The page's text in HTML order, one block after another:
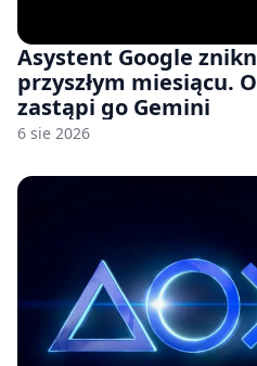
Asystent Google
przyszłym miesiącu.
zastąpi go Gemini
6 sie 2026